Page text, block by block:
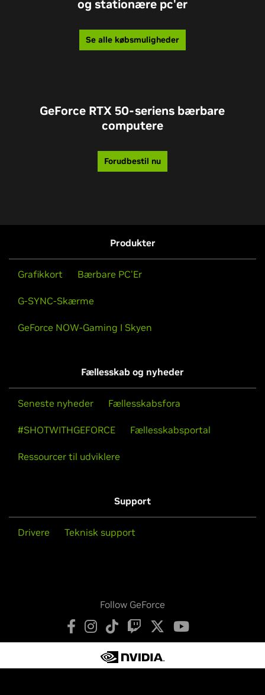
og stationære pc'er
Se alle købsmuligheder
GeForce RTX 50-seriens bærbare
computere
Forudbestil nu
Produkter
Grafikkort Bærbare PC'Er
G-SYNC-Skærme
GeForce NOW-Gaming I Skyen
Fællesskab og nyheder
Seneste nyheder Fællesskabsfora
#SHOTWITHGEFORCE Fællesskabsportal
Ressourcer til udviklere
Support
Drivere Teknisk support
Follow GeForce